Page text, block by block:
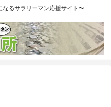
るサラリーマン応援サイト〜